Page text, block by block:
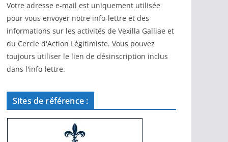
Votre adresse e-mail est uniquement utilisée
pour vous envoyer notre info-lettre et des
informations sur les activités de Vexilla Galliae et
du Cercle d'Action Légitimiste. Vous pouvez
toujours utiliser le lien de désinscription inclus
dans l'info-lettre.
Sites de référence :